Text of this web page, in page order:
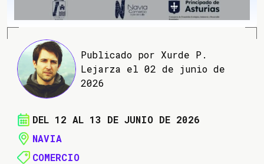
Publicado por Xurde P.
Lejarza el 02 de junio de
2026
DEL 12 AL 13 DE JUNIO DE 2026
NAVIA
COMERCIO